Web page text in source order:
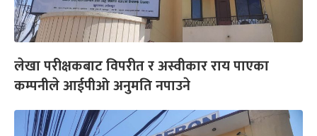
लेखा परीक्षकबाट विपरीत र अस्वीकार राय पाएका
कम्पनीले आईपीओ अनुमति नपाउने